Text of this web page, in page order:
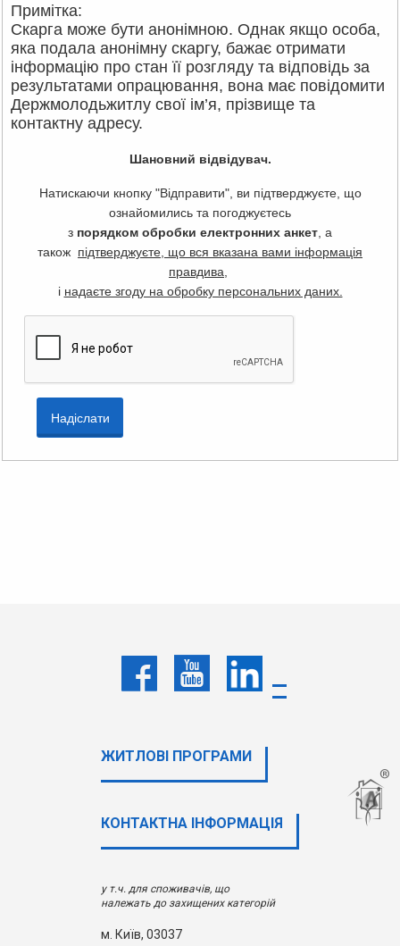
Примітка:
Скарга може бути анонімною. Однак якщо особа,
яка подала анонімну скаргу, бажає отримати
інформацію про стан її розгляду та відповідь за
результатами опрацювання, вона має повідомити
Держмолодьжитлу свої ім’я, прізвище та
контактну адресу.
Шановний відвідувач.
Натискаючи кнопку "Відправити", ви підтверджуєте, що
ознайомились та погоджуєтесь
з порядком обробки електронних анкет , а
також підтверджуєте, що вся вказана вами інформація
правдива
і надаєте згоду на обробку персональних даних.
Надіслати
ЖИТЛОВІ ПРОГРАМИ
КОНТАКТНА ІНФОРМАЦІЯ
у т.ч. для споживачів, що
належать до захищених категорій
м. Київ, 03037